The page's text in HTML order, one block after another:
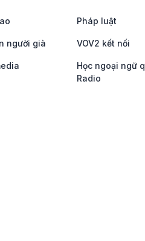
Pháp luật
người già VOV2 kết nối
Học ngoại ngữ
Radio